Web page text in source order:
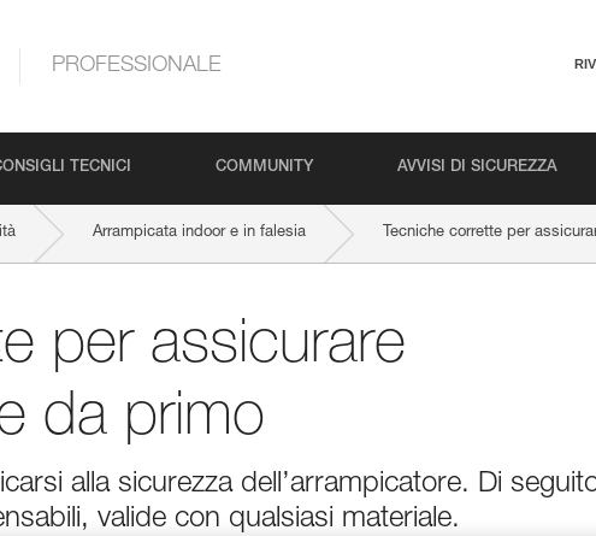
PROFESSIONALE
TECNICI COMMUNITY AVVISI DI SICUREZZA
Arrampicata indoor e in falesia Tecniche corrette per
per assicurare
da primo
alla sicurezza dell’arrampicatore. Di
valide con qualsiasi materiale.